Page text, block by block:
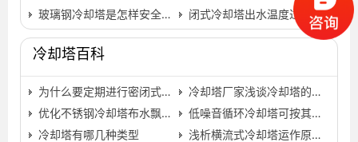
玻璃钢冷却塔是怎样安全放水的(玻璃钢冷却塔怎么降温)…
闭式冷却塔出水温度过高原因,冷却塔出水温度过高解决方…
冷却塔百科
为什么要定期进行密闭式冷却塔清洗
冷却塔厂家浅谈冷却塔的清洗方法(冷却塔的清洗方法)…
优化不锈钢冷却塔布水飘水率的方法
低噪音循环冷却塔可按其材料及功能分类…
冷却塔有哪几种类型
浅析横流式冷却塔运作原理和适用范围(闭式横流冷却塔运…